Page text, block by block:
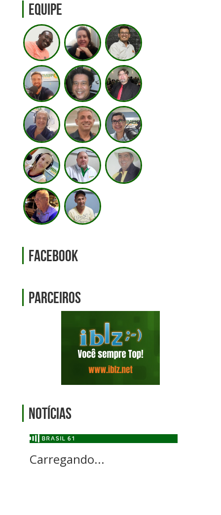
Equipe
Facebook
Parceiros
Notícias
Carregando...